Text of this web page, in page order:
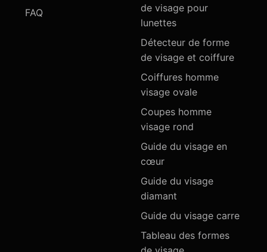
FAQ
de visage pour
lunettes
Détecteur de forme
de visage et coiffure
Coiffures homme
visage ovale
Coupes homme
visage rond
Guide du visage en
cœur
Guide du visage
diamant
Guide du visage carre
Tableau des formes